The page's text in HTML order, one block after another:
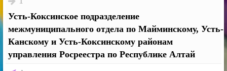
Усть-Коксинское подразделение
межмуниципального отдела по Майминскому, Усть-
Канскому и Усть-Коксинскому районам
управления Росреестра по Республике Алтай